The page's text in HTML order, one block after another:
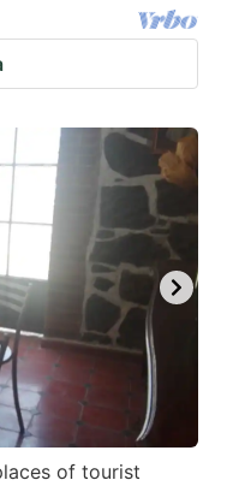
of tourist